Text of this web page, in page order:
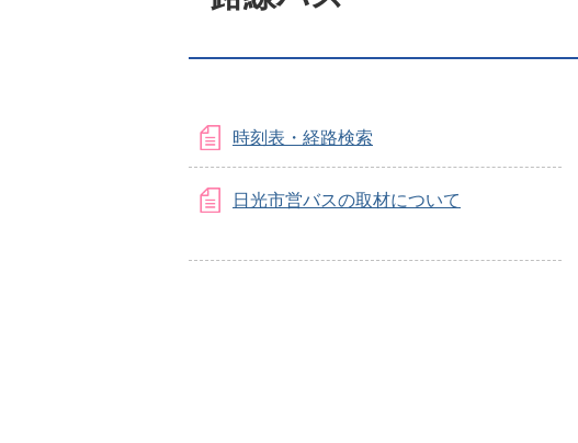
時刻表・経路検索
日光市営バスの取材について